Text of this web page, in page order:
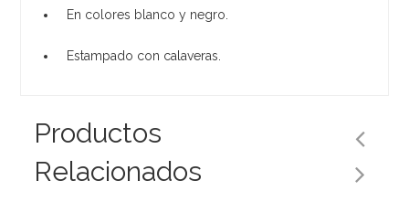
En colores blanco y negro.
Estampado con calaveras.
Productos
Relacionados